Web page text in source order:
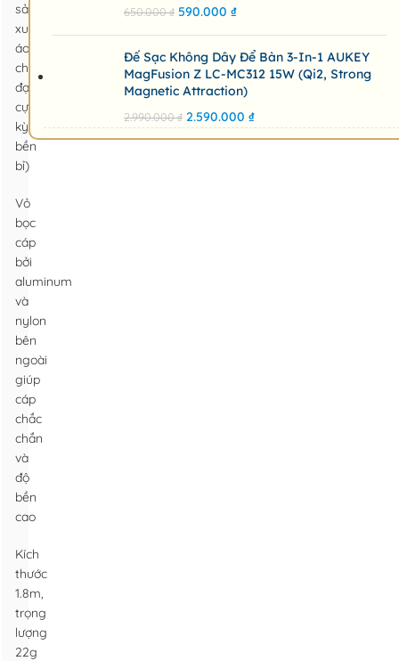
sản
xuất
áo
chống
đạn,
cực
kỳ
bền
bỉ)
Vỏ
bọc
cáp
bởi
aluminum
và
nylon
bên
ngoài
giúp
cáp
chắc
chắn
và
độ
bền
cao
Kích
thước
1.8m,
trọng
lượng
22g
650.000₫ 590.000 ₫
Đế Sạc Không Dây Để Bàn 3-In-1 AUKEY
MagFusion Z LC-MC312 15W (Qi2, Strong
Magnetic Attraction)
2.990.000₫ 2.590.000 ₫